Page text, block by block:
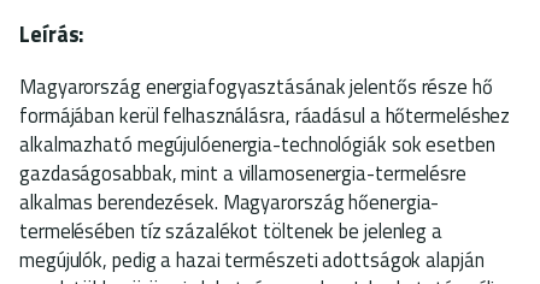
Leírás:
Magyarország energiafogyasztásának jelentős része hő
formájában kerül felhasználásra, ráadásul a hőtermeléshez
alkalmazható megújulóenergia-technológiák sok esetben
gazdaságosabbak, mint a villamosenergia-termelésre
alkalmas berendezések. Magyarország hőenergia-
termelésében tíz százalékot töltenek be jelenleg a
megújulók, pedig a hazai természeti adottságok alapján